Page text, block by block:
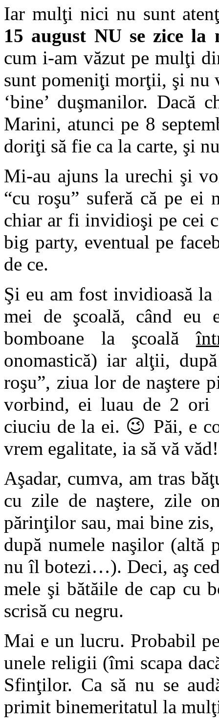
Iar mulţi nici nu sunt
15 august NU se zice
cum i-am văzut pe mulţi
sunt pomeniţi morţii, şi nu
‘bine’ duşmanilor. Dacă
Marini, atunci pe 8
doriţi să fie ca la carte, şi
Mi-au ajuns la urechi şi
“cu roşu” suferă că pe ei
chiar ar fi invidioşi pe cei
big party, eventual pe
de ce.
Şi eu am fost invidioasă
mei de şcoală, când eu
bomboane la şcoală
onomastică) iar alţii,
roşu”, ziua lor de naştere
vorbind, ei luau de 2 ori
ciuciu de la ei. 😉 Păi, e
vrem egalitate, ia să vă
Aşadar, cumva, am tras
cu zile de naştere, zile
părinţilor sau, mai bine
după numele naşilor (altă
nu îl botezi…). Deci, aş
mele şi bătăile de cap cu
scrisă cu negru.
Mai e un lucru. Probabil
unele religii (îmi scapa
Sfinţilor. Ca să nu se
primit binemeritatul la